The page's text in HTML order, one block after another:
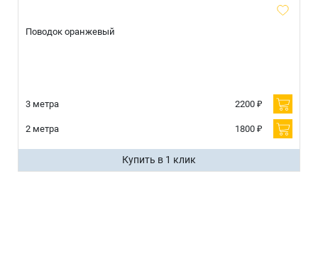
Поводок оранжевый
3 метра 2200 ₽
2 метра 1800 ₽
Купить в 1 клик